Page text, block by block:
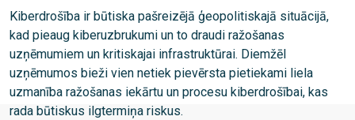
Kiberdrošība ir būtiska pašreizējā ģeopolitiskajā situācijā,
kad pieaug kiberuzbrukumi un to draudi ražošanas
uzņēmumiem un kritiskajai infrastruktūrai. Diemžēl
uzņēmumos bieži vien netiek pievērsta pietiekami liela
uzmanība ražošanas iekārtu un procesu kiberdrošībai, kas
rada būtiskus ilgtermiņa riskus.